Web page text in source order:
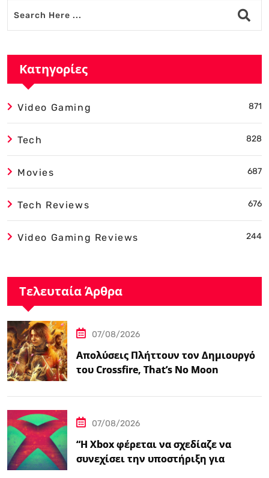
Κατηγορίες
Video Gaming 871
Tech 828
Movies 687
Tech Reviews 676
Video Gaming Reviews 244
Τελευταία Άρθρα
07/08/2026
Απολύσεις Πλήττουν τον Δημιουργό
του Crossfire, That’s No Moon
07/08/2026
“Η Xbox φέρεται να σχεδίαζε να
συνεχίσει την υποστήριξη για